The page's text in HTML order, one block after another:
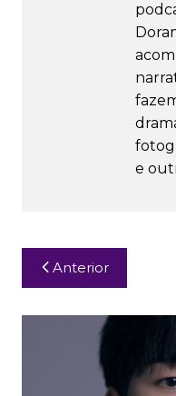
e
Navegação
de
Post
Anterior